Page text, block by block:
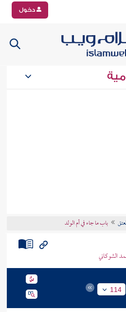
دخول
باب ما جاء في أم الولد
الشوكاني
114